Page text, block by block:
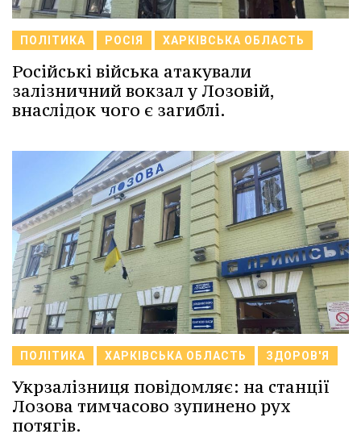
ПОЛІТИКА РОСІЯ ХАРКІВСЬКА ОБЛАСТЬ
Російські війська атакували
залізничний вокзал у Лозовій,
внаслідок чого є загиблі.
ПОЛІТИКА ХАРКІВСЬКА ОБЛАСТЬ ЗДОРОВ'Я
Укрзалізниця повідомляє: на станції
Лозова тимчасово зупинено рух
потягів.